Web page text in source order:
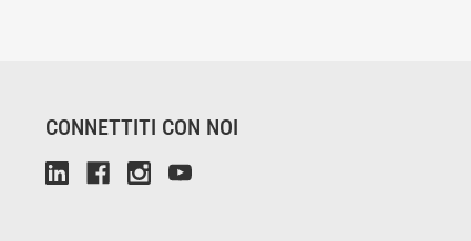
CONNETTITI CON NOI